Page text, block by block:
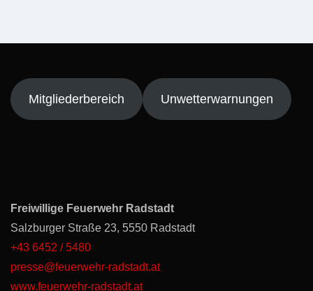
Mitgliederbereich Unwetterwarnungen
Freiwillige Feuerwehr Radstadt
Salzburger Straße 23, 5550 Radstadt
+43 6452 / 5480
presse@feuerwehr-radstadt.at
www.feuerwehr-radstadt.at